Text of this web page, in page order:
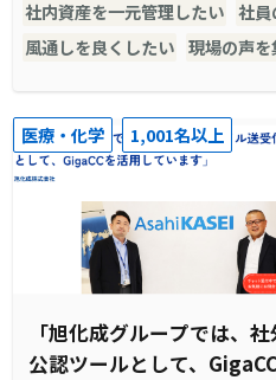
社内資産を一元管理したい 社
風通しを良くしたい 現場の声
医療・化学 1,001名以上
「旭化成グループでは、
公認ツールとして、